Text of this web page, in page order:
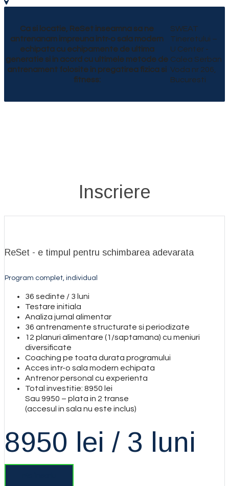
Ca si locatie, ReSet inseamna sa ne
antrenanam impreuna intr-o sala modern
echipata cu echipamente de ultima
generatie si in acord cu ultimele metode de
antrenament folosite in pregatirea fizica si
fitness:
SWEAT
Tineretului –
U Center -
Calea Serban
Voda nr 206,
Bucuresti
Inscriere
ReSet - e timpul pentru schimbarea adevarata
Program complet, individual
36 sedinte / 3 luni
Testare initiala
Analiza jurnal alimentar
36 antrenamente structurate si periodizate
12 planuri alimentare (1/saptamana) cu meniuri
diversificate
Coaching pe toata durata programului
Acces intr-o sala modern echipata
Antrenor personal cu experienta
Total investitie: 8950 lei
Sau 9950 – plata in 2 transe
(accesul in sala nu este inclus)
8950 lei / 3 luni